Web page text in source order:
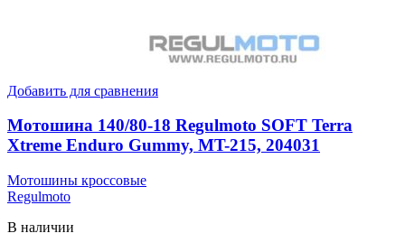
Добавить для сравнения
Мотошина 140/80-18 Regulmoto SOFT Terra
Xtreme Enduro Gummy, MT-215, 204031
Мотошины кроссовые
Regulmoto
В наличии